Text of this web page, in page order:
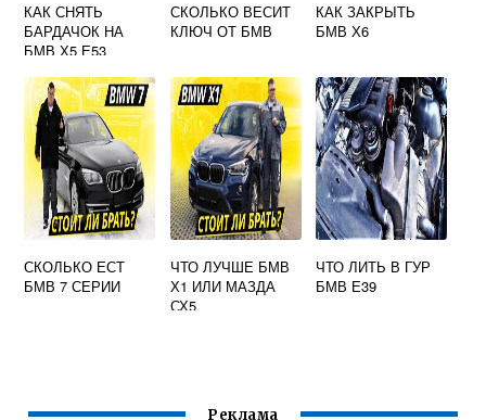
КАК СНЯТЬ
БАРДАЧОК НА
БМВ Х5 Е53
СКОЛЬКО ВЕСИТ
КЛЮЧ ОТ БМВ
КАК ЗАКРЫТЬ
БМВ Х6
СКОЛЬКО ЕСТ
БМВ 7 СЕРИИ
ЧТО ЛУЧШЕ БМВ
Х1 ИЛИ МАЗДА
СХ5
ЧТО ЛИТЬ В ГУР
БМВ Е39
Реклама